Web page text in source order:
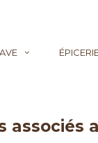
associés